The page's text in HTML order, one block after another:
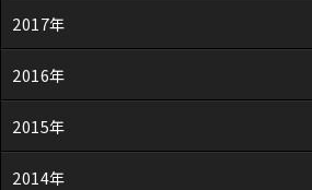
2017年
2016年
2015年
2014年